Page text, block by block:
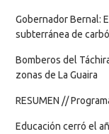
Gobernador Bernal:
subterránea de
Bomberos del
zonas de La Guaira
RESUMEN //
Educación cerró el